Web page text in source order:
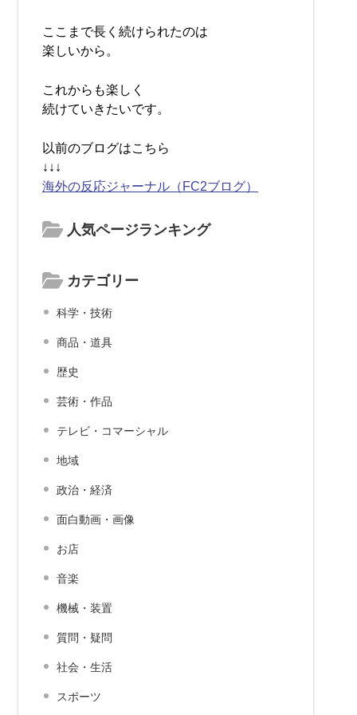
ここまで長く続けられたのは
楽しいから。
これからも楽しく
続けていきたいです。
以前のブログはこちら
↓↓↓
海外の反応ジャーナル（FC2ブログ）
人気ページランキング
カテゴリー
科学・技術
商品・道具
歴史
芸術・作品
テレビ・コマーシャル
地域
政治・経済
面白動画・画像
お店
音楽
機械・装置
質問・疑問
社会・生活
スポーツ